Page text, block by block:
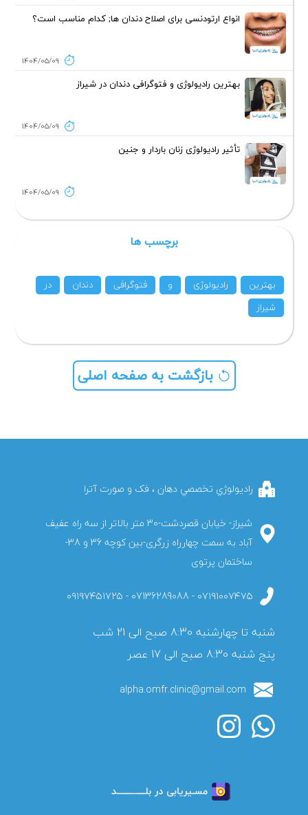
انواع ارتودنسی برای اصلاح دندان ها; کدام مناسب است؟
1404/05/09
بهترین رادیولوژی و فتوگرافی دندان در شیراز
1404/05/09
تأثیر رادیولوژی زنان باردار و جنین
1404/05/09
برچسب ها
بهترین رادیولوژی و فتوگرافی دندان
در
شیراز
بازگشت به صفحه اصلی
راديولوژي تخصصي دهان ، فک و صورت آترا
شیراز- خیابان قصردشت-30 متر بالاتر از سه راه عفیف
آباد به سمت چهارراه زرگری-بین کوچه 36 و 38-
ساختمان پرتوی
۰۷۱۹۱۰۰۷۴۷۵ - 07136289088 - ۰۹۱۹۷۴۵۱۷۲۵
پنج شنبه 8:30 صبح الی 17 عصر
alpha.omfr.clinic@gmail.com